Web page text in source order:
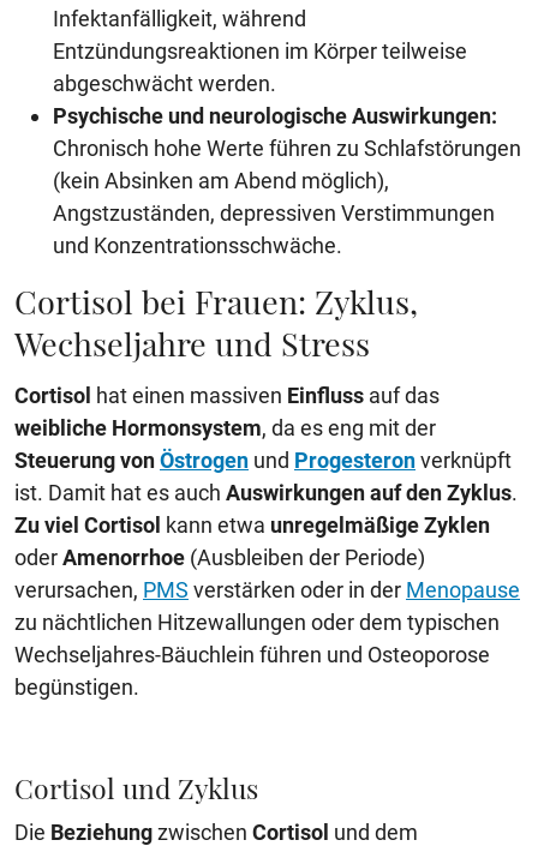
Infektanfälligkeit, während
Entzündungsreaktionen im Körper teilweise
abgeschwächt werden.
Psychische und neurologische Auswirkungen:
Chronisch hohe Werte führen zu Schlafstörungen
(kein Absinken am Abend möglich),
Angstzuständen, depressiven Verstimmungen
und Konzentrationsschwäche.
Cortisol bei Frauen: Zyklus,
Wechseljahre und Stress
Cortisol hat einen massiven Einfluss auf das
weibliche Hormonsystem, da es eng mit der
Steuerung vonÖstrogen und Progesteronverknüpft
ist. Damit hat es auch Auswirkungen auf den Zyklus.
Zu viel Cortisol kann etwa unregelmäßige Zyklen
oderAmenorrhoe (Ausbleiben der Periode)
verursachen, PMS verstärken oder in der Menopause
zu nächtlichen Hitzewallungen oder dem typischen
Wechseljahres-Bäuchlein führen und Osteoporose
begünstigen.
Cortisol und Zyklus
Die Beziehungzwischen Cortisol und dem